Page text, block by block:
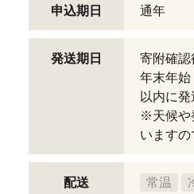
申込期日 通年
発送期日
寄附確認
年末年始
以内に
※天候や
いますの
配送 常温